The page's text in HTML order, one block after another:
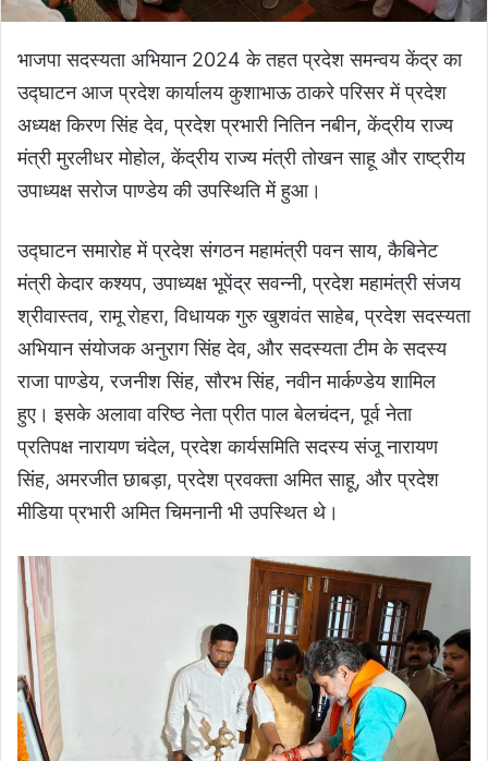
भाजपा सदस्यता अभियान 2024 के तहत प्रदेश समन्वय केंद्र का
उद्घाटन आज प्रदेश कार्यालय कुशाभाऊ ठाकरे परिसर में प्रदेश
अध्यक्ष किरण सिंह देव, प्रदेश प्रभारी नितिन नबीन, केंद्रीय राज्य
मंत्री मुरलीधर मोहोल, केंद्रीय राज्य मंत्री तोखन साहू और राष्ट्रीय
उपाध्यक्ष सरोज पाण्डेय की उपस्थिति में हुआ।
उद्घाटन समारोह में प्रदेश संगठन महामंत्री पवन साय, कैबिनेट
मंत्री केदार कश्यप, उपाध्यक्ष भूपेंद्र सवन्नी, प्रदेश महामंत्री संजय
श्रीवास्तव, रामू रोहरा, विधायक गुरु खुशवंत साहेब, प्रदेश सदस्यता
अभियान संयोजक अनुराग सिंह देव, और सदस्यता टीम के सदस्य
राजा पाण्डेय, रजनीश सिंह, सौरभ सिंह, नवीन मार्कण्डेय शामिल
हुए। इसके अलावा वरिष्ठ नेता प्रीत पाल बेलचंदन, पूर्व नेता
प्रतिपक्ष नारायण चंदेल, प्रदेश कार्यसमिति सदस्य संजू नारायण
सिंह, अमरजीत छाबड़ा, प्रदेश प्रवक्ता अमित साहू, और प्रदेश
मीडिया प्रभारी अमित चिमनानी भी उपस्थित थे।